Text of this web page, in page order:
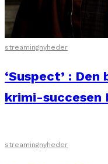
streamingnyheder
‘Suspect’ :
krimi-succesen
streamingnyheder